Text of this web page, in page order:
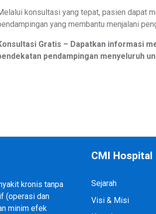
konsultasi yang tepat, pasien dapat
yang membantu menjalani
Gratis – Dapatkan informasi
pendampingan menyeluruh
kronis tanpa
(operasi dan
minim efek
CMI Hospital
Sejarah
Visi & Misi